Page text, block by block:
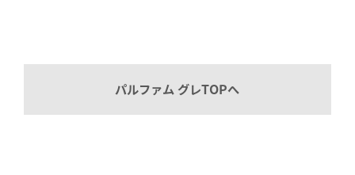
パルファム グレTOPへ